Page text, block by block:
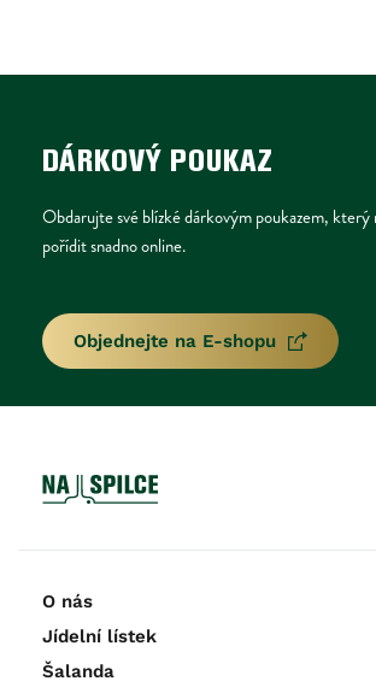
DÁRKOVÝ POUKAZ
Obdarujte své blízké dárkovým poukazem, který
pořídit snadno online.
Objednejte na E-shopu
O nás
Jídelní lístek
Šalanda